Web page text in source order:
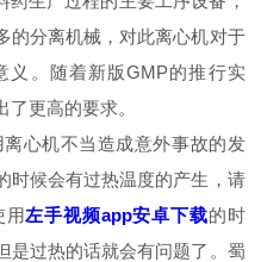
分离机械，对此离心机对于
。 随着新版GMP的推行实
更高的要求。
心机不当造成意外事故的发
候会有过热温度的产生，请
用左手视频app安卓下载的时
但是过热的话就会有问题了。蜀